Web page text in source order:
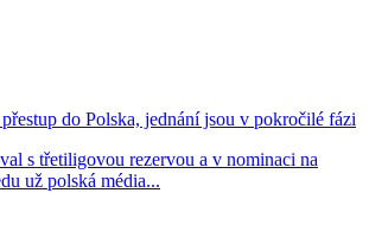
do Polska, jednání jsou v pokročilé fázi
s třetiligovou rezervou a v nominaci na
už polská média...